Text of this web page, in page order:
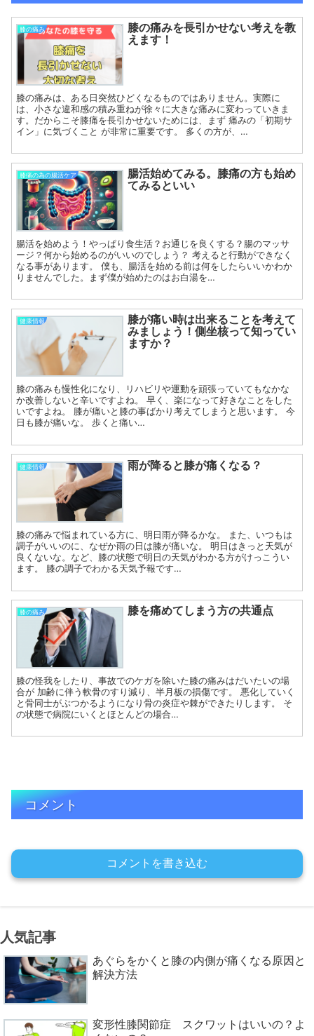
膝の痛み
膝の痛みを長引かせない考えを教
えます！
膝の痛みは、ある日突然ひどくなるものではありません。実際に
は、小さな違和感の積み重ねが徐々に大きな痛みに変わっていきま
す。だからこそ膝痛を長引かせないためには、まず 痛みの「初期サ
イン」に気づくこと が非常に重要です。 多くの方が、…
膝痛の為の腸活ケア
腸活始めてみる。膝痛の方も始め
てみるといい
腸活を始めよう！やっぱり食生活？お通じを良くする？腸のマッサ
ージ？何から始めるのがいいのでしょう？ 考えると行動ができなく
なる事があります。 僕も、腸活を始める前は何をしたらいいかわか
りませんでした。まず僕が始めたのはお白湯を…
健康情報
膝が痛い時は出来ることを考えて
みましょう！側坐核って知ってい
ますか？
膝の痛みも慢性化になり、リハビリや運動を頑張っていてもなかな
か改善しないと辛いですよね。 早く、楽になって好きなことをした
いですよね。 膝が痛いと膝の事ばかり考えてしまうと思います。 今
日も膝が痛いな。 歩くと痛い…
健康情報 雨が降ると膝が痛くなる？
膝の痛みで悩まれている方に、明日雨が降るかな。 また、いつもは
調子がいいのに、なぜか雨の日は膝が痛いな。 明日はきっと天気が
良くないな。など、膝の状態で明日の天気がわかる方がけっこうい
ます。 膝の調子でわかる天気予報です…
膝の痛み 膝を痛めてしまう方の共通点
膝の怪我をしたり、事故でのケガを除いた膝の痛みはだいたいの場
合が 加齢に伴う軟骨のすり減り、半月板の損傷です。 悪化していく
と骨同士がぶつかるようになり骨の炎症や棘ができたりします。 そ
の状態で病院にいくとほとんどの場合…
コメント
コメントを書き込む
人気記事
あぐらをかくと膝の内側が痛くなる原因と
解決方法
変形性膝関節症 スクワットはいいの？よ